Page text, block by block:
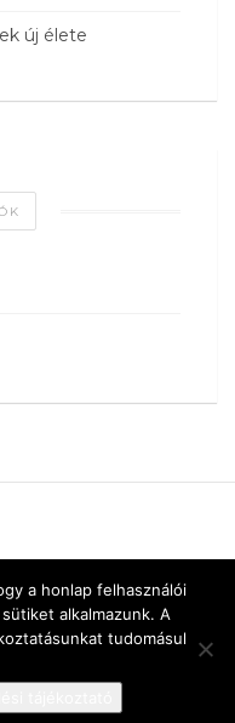
új élete
a honlap felhasználói
alkalmazunk. A
tudomásul